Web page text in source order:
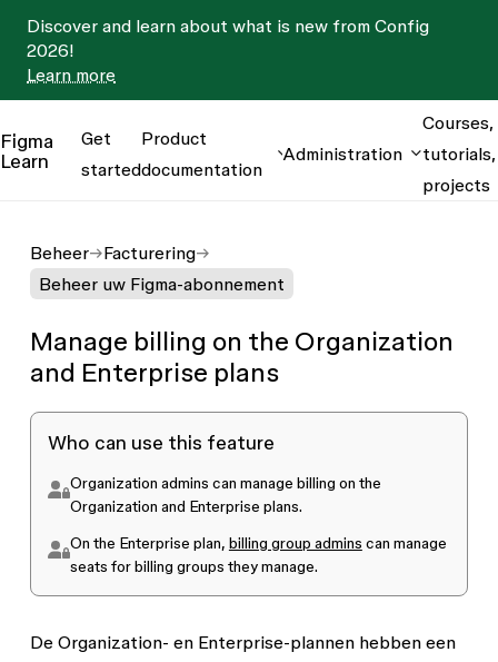
Discover and learn about what is new from Config
2026!
Learn more
Figma
Learn
Get
started
Product
documentation
Administration
Courses,
tutorials,
projects
Beheer
Facturering
Beheer uw Figma-abonnement
Manage billing on the Organization
and Enterprise plans
Who can use this feature
Organization admins can manage billing on the
Organization and Enterprise plans.
On the Enterprise plan, billing group admins can manage
seats for billing groups they manage.
De Organization- en Enterprise-plannen hebben een